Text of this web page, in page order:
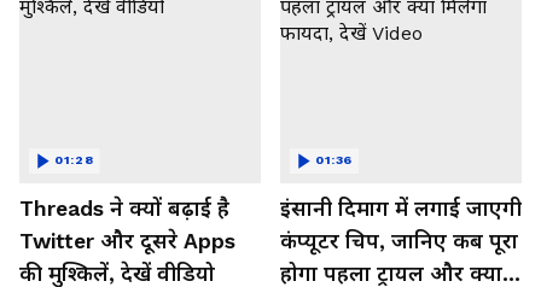
Threads ने क्यों बढ़ाई है
Twitter और दूसरे Apps
की मुश्किलें, देखें वीडियो
01:28
इंसानी दिमाग में लगाई जाएगी
कंप्यूटर चिप, जानिए कब पूरा
होगा पहला ट्रायल और क्या
01:36